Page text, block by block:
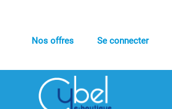
Nos offres Se connecter